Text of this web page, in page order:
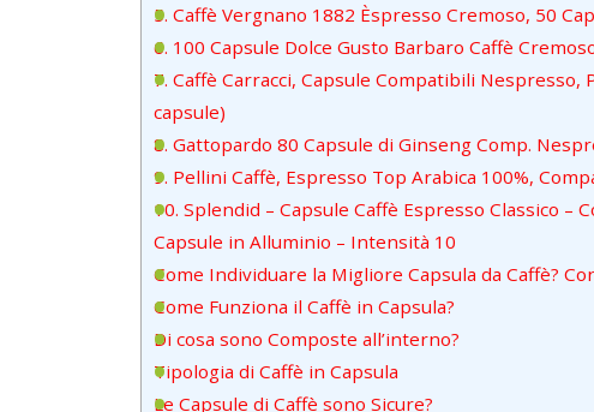
5. Caffè Vergnano 1882 Èspresso Cremoso, 50
6. 100 Capsule Dolce Gusto Barbaro Caffè
7. Caffè Carracci, Capsule Compatibili Nespresso,
capsule)
8. Gattopardo 80 Capsule di Ginseng Comp.
9. Pellini Caffè, Espresso Top Arabica 100%,
10. Splendid – Capsule Caffè Espresso Classico –
Capsule in Alluminio – Intensità 10
Come Individuare la Migliore Capsula da Caffè?
Come Funziona il Caffè in Capsula?
Di cosa sono Composte all’interno?
Tipologia di Caffè in Capsula
Le Capsule di Caffè sono Sicure?